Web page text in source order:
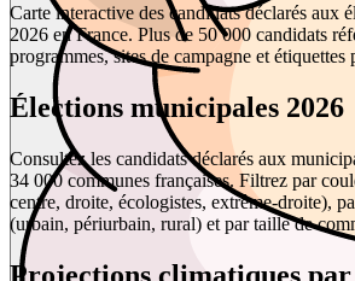
Carte interactive des candidats déclarés aux
2026 en France. Plus de 50 000 candidats
programmes, sites de campagne et étiquettes
Élections municipales 2026
Consultez les candidats déclarés aux
34 000 communes françaises. Filtrez par
centre, droite, écologistes, extrême-droite),
(urbain, périurbain, rural) et par taille de
Projections climatiques par